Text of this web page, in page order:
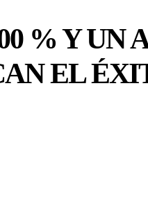
% Y UN
EL